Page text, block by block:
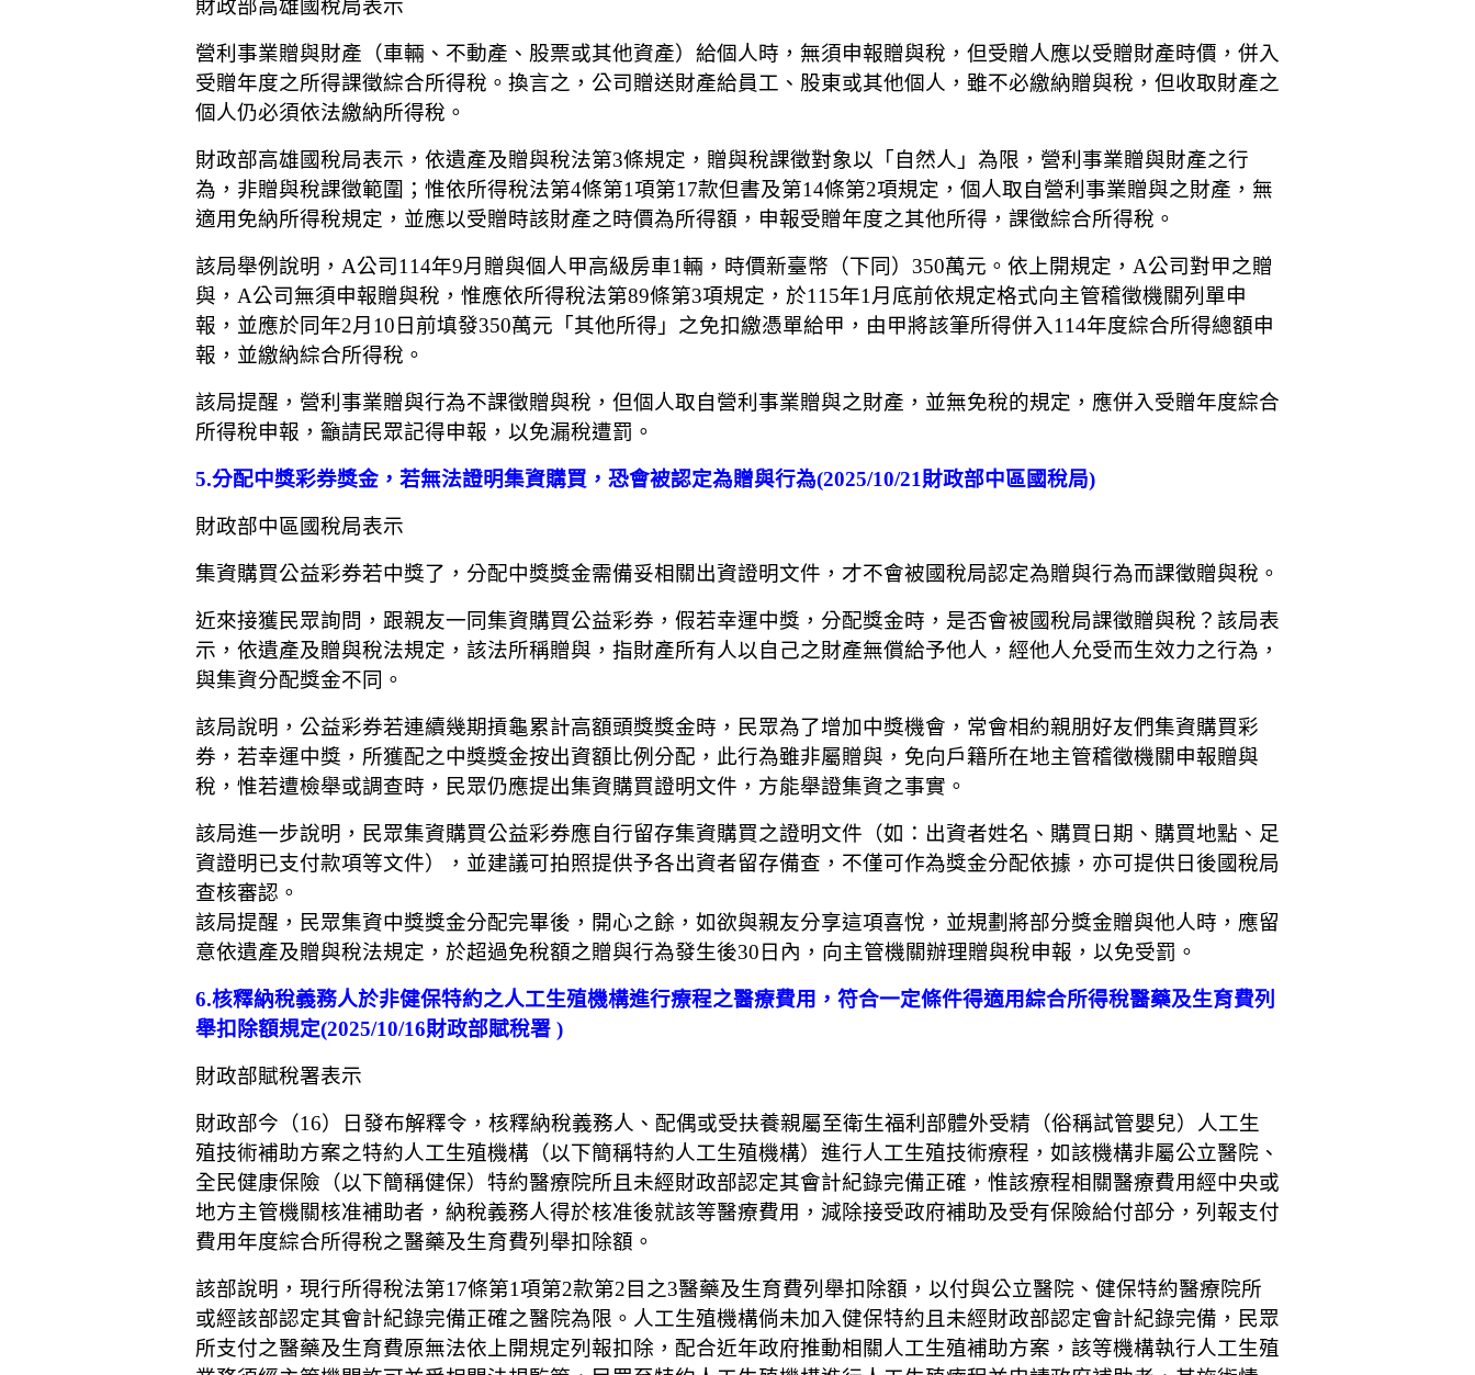
財政部高雄國稅局表示
營利事業贈與財產（車輛、不動產、股票或其他資產）給個人時，無須申報贈與稅，但受贈人應以受贈財產時價，併入
受贈年度之所得課徵綜合所得稅。換言之，公司贈送財產給員工、股東或其他個人，雖不必繳納贈與稅，但收取財產之
個人仍必須依法繳納所得稅。
財政部高雄國稅局表示，依遺產及贈與稅法第3條規定，贈與稅課徵對象以「自然人」為限，營利事業贈與財產之行
為，非贈與稅課徵範圍；惟依所得稅法第4條第1項第17款但書及第14條第2項規定，個人取自營利事業贈與之財產，無
適用免納所得稅規定，並應以受贈時該財產之時價為所得額，申報受贈年度之其他所得，課徵綜合所得稅。
該局舉例說明，A公司114年9月贈與個人甲高級房車1輛，時價新臺幣（下同）350萬元。依上開規定，A公司對甲之贈
與，A公司無須申報贈與稅，惟應依所得稅法第89條第3項規定，於115年1月底前依規定格式向主管稽徵機關列單申
報，並應於同年2月10日前填發350萬元「其他所得」之免扣繳憑單給甲，由甲將該筆所得併入114年度綜合所得總額申
報，並繳納綜合所得稅。
該局提醒，營利事業贈與行為不課徵贈與稅，但個人取自營利事業贈與之財產，並無免稅的規定，應併入受贈年度綜合
所得稅申報，籲請民眾記得申報，以免漏稅遭罰。
5.分配中獎彩券獎金，若無法證明集資購買，恐會被認定為贈與行為(2025/10/21財政部中區國稅局)
財政部中區國稅局表示
集資購買公益彩券若中獎了，分配中獎獎金需備妥相關出資證明文件，才不會被國稅局認定為贈與行為而課徵贈與稅。
近來接獲民眾詢問，跟親友一同集資購買公益彩券，假若幸運中獎，分配獎金時，是否會被國稅局課徵贈與稅？該局表
示，依遺產及贈與稅法規定，該法所稱贈與，指財產所有人以自己之財產無償給予他人，經他人允受而生效力之行為，
與集資分配獎金不同。
該局說明，公益彩券若連續幾期摃龜累計高額頭獎獎金時，民眾為了增加中獎機會，常會相約親朋好友們集資購買彩
券，若幸運中獎，所獲配之中獎獎金按出資額比例分配，此行為雖非屬贈與，免向戶籍所在地主管稽徵機關申報贈與
稅，惟若遭檢舉或調查時，民眾仍應提出集資購買證明文件，方能舉證集資之事實。
該局進一步說明，民眾集資購買公益彩券應自行留存集資購買之證明文件（如：出資者姓名、購買日期、購買地點、足
資證明已支付款項等文件），並建議可拍照提供予各出資者留存備查，不僅可作為獎金分配依據，亦可提供日後國稅局
查核審認。
該局提醒，民眾集資中獎獎金分配完畢後，開心之餘，如欲與親友分享這項喜悅，並規劃將部分獎金贈與他人時，應留
意依遺產及贈與稅法規定，於超過免稅額之贈與行為發生後30日內，向主管機關辦理贈與稅申報，以免受罰。
6.核釋納稅義務人於非健保特約之人工生殖機構進行療程之醫療費用，符合一定條件得適用綜合所得稅醫藥及生育費列
舉扣除額規定(2025/10/16財政部賦稅署 )
財政部賦稅署表示
財政部今（16）日發布解釋令，核釋納稅義務人、配偶或受扶養親屬至衛生福利部體外受精（俗稱試管嬰兒）人工生
殖技術補助方案之特約人工生殖機構（以下簡稱特約人工生殖機構）進行人工生殖技術療程，如該機構非屬公立醫院、
全民健康保險（以下簡稱健保）特約醫療院所且未經財政部認定其會計紀錄完備正確，惟該療程相關醫療費用經中央或
地方主管機關核准補助者，納稅義務人得於核准後就該等醫療費用，減除接受政府補助及受有保險給付部分，列報支付
費用年度綜合所得稅之醫藥及生育費列舉扣除額。
該部說明，現行所得稅法第17條第1項第2款第2目之3醫藥及生育費列舉扣除額，以付與公立醫院、健保特約醫療院所
或經該部認定其會計紀錄完備正確之醫院為限。人工生殖機構倘未加入健保特約且未經財政部認定會計紀錄完備，民眾
所支付之醫藥及生育費原無法依上開規定列報扣除，配合近年政府推動相關人工生殖補助方案，該等機構執行人工生殖